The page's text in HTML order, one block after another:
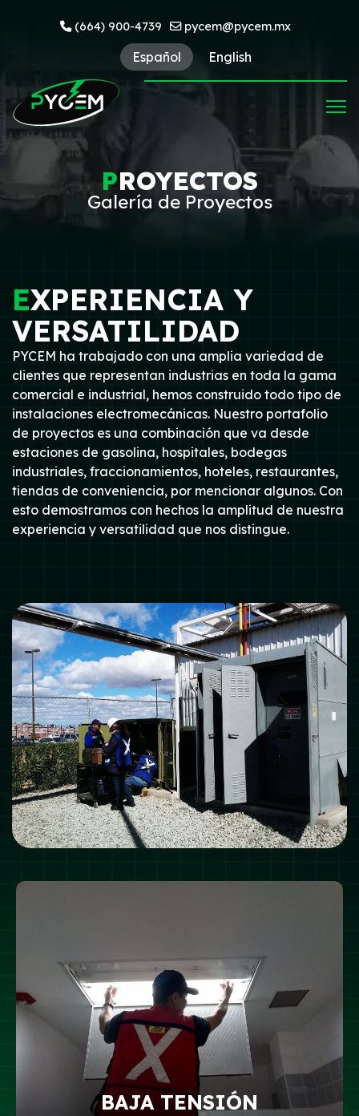
(664) 900-4739 pycem@pycem.mx
Español English
PROYECTOS
Galería de Proyectos
EXPERIENCIA Y
VERSATILIDAD
PYCEM ha trabajado con una amplia variedad de
clientes que representan industrias en toda la gama
comercial e industrial, hemos construido todo tipo de
instalaciones electromecánicas. Nuestro portafolio
de proyectos es una combinación que va desde
estaciones de gasolina, hospitales, bodegas
industriales, fraccionamientos, hoteles, restaurantes,
tiendas de conveniencia, por mencionar algunos. Con
esto demostramos con hechos la amplitud de nuestra
experiencia y versatilidad que nos distingue.
BAJA TENSIÓN